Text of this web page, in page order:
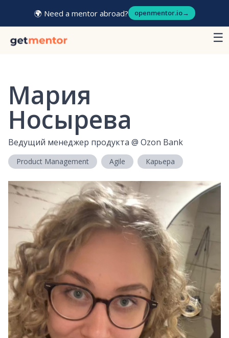
🌍 Need a mentor abroad? openmentor.io→
☰
Мария
Носырева
Ведущий менеджер продукта @ Ozon Bank
Product Management Agile Карьера